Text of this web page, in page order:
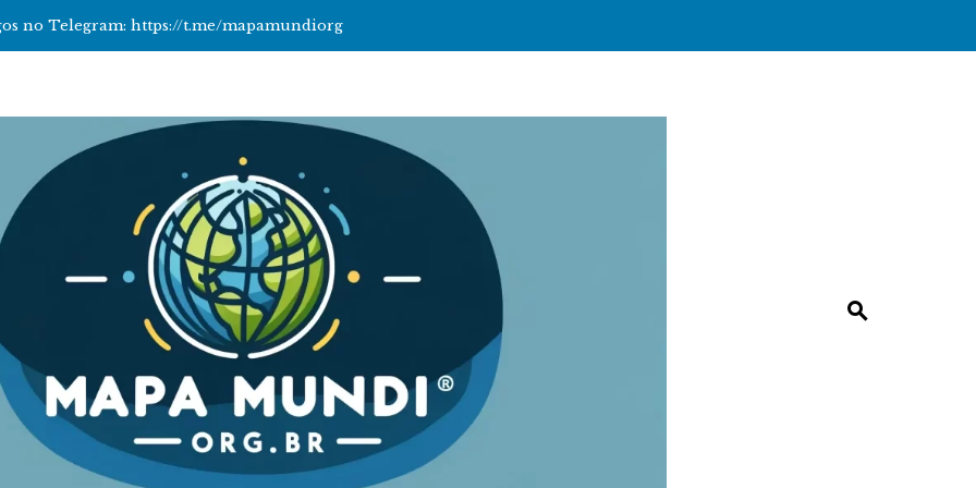
no Telegram: https://t.me/mapamundiorg